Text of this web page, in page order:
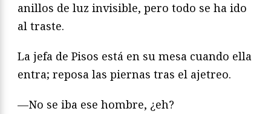
anillos de luz invisible, pero todo se ha ido
al traste.
La jefa de Pisos está en su mesa cuando ella
entra; reposa las piernas tras el ajetreo.
—No se iba ese hombre, ¿eh?